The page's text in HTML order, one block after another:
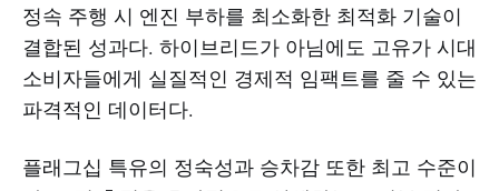
정속 주행 시 엔진 부하를 최소화한 최적화 기술이
결합된 성과다. 하이브리드가 아님에도 고유가 시대
소비자들에게 실질적인 경제적 임팩트를 줄 수 있는
파격적인 데이터다.
플래그십 특유의 정숙성과 승차감 또한 최고 수준이